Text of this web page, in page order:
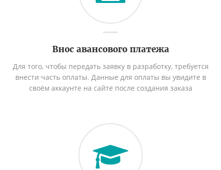
Внос авансового платежа
Для того, чтобы передать заявку в разработку, требуется
внести часть оплаты. Данные для оплаты вы увидите в
своём аккаунте на сайте после создания заказа